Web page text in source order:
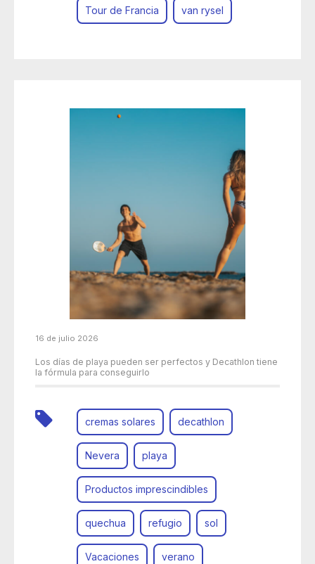
Tour de Francia van rysel
16 de julio 2026
Los días de playa pueden ser perfectos y Decathlon tiene
la fórmula para conseguirlo
cremas solares decathlon
Nevera playa
Productos imprescindibles
quechua refugio sol
Vacaciones verano